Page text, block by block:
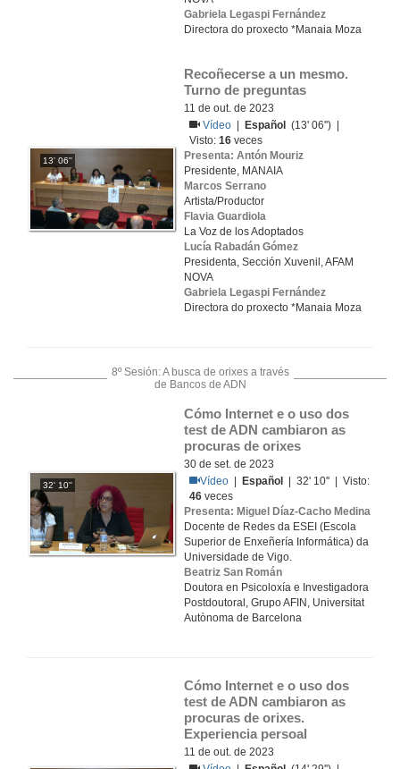
Gabriela Legaspi Fernández
Directora do proxecto *Manaia Moza
13' 06''
Recoñecerse a un mesmo.
Turno de preguntas
11 de out. de 2023
Vídeo
Español
(13' 06'') |
Visto:16 veces
Presenta: Antón Mouriz
Presidente, MANAIA
Marcos Serrano
Artista/Productor
Flavia Guardiola
La Voz de los Adoptados
Lucía Rabadán Gómez
Presidenta, Sección Xuvenil, AFAM
NOVA
Gabriela Legaspi Fernández
Directora do proxecto *Manaia Moza
8º Sesión: A busca de orixes a través
de Bancos de ADN
32' 10''
Cómo Internet e o uso dos
test de ADN cambiaron as
procuras de orixes
30 de set. de 2023
Vídeo
Español
| 32' 10'' | Visto:
46 veces
Presenta: Miguel Díaz-Cacho Medina
Docente de Redes da ESEI (Escola
Superior de Enxeñería Informática) da
Universidade de Vigo.
Beatriz San Román
Doutora en Psicoloxía e Investigadora
Postdoutoral, Grupo AFIN, Universitat
Autònoma de Barcelona
Cómo Internet e o uso dos
test de ADN cambiaron as
procuras de orixes.
Experiencia persoal
11 de out. de 2023